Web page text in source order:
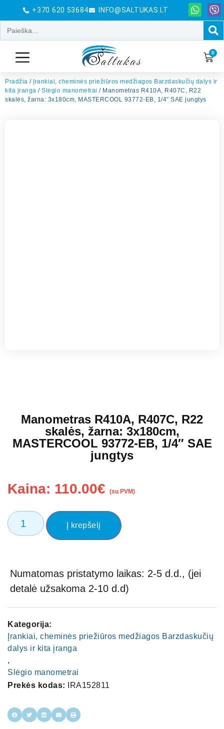
+370 620 53684 INFO@SALTUKAS.LT
0
Pradžia / Įrankiai, cheminės priežiūros medžiagos Barzdaskučių dalys ir
kita įranga / Slėgio manometrai / Manometras R410A, R407C, R22
skalės, žarna: 3x180cm, MASTERCOOL 93772-EB, 1/4″ SAE jungtys
Manometras R410A, R407C, R22
skalės, žarna: 3x180cm,
MASTERCOOL 93772-EB, 1/4″ SAE
jungtys
Kaina: 110.00€ (su PVM)
Į krepšelį
Numatomas pristatymo laikas: 2-5 d.d., (jei
detalė užsakoma 2-10 d.d)
Kategorija:
Įrankiai, cheminės priežiūros medžiagos Barzdaskučių
dalys ir kita įranga
,
Slėgio manometrai
Prekės kodas:
IRA152811